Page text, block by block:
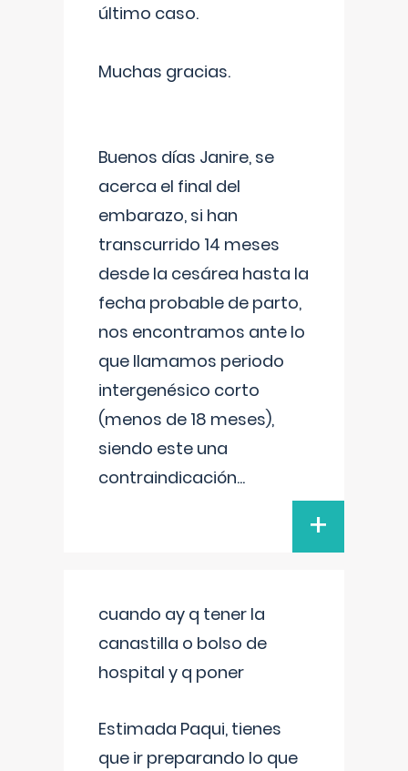
último caso.
Muchas gracias.
Buenos días Janire, se
acerca el final del
embarazo, si han
transcurrido 14 meses
desde la cesárea hasta la
fecha probable de parto,
nos encontramos ante lo
que llamamos periodo
intergenésico corto
(menos de 18 meses),
siendo este una
contraindicación...
+
cuando ay q tener la
canastilla o bolso de
hospital y q poner
Estimada Paqui, tienes
que ir preparando lo que